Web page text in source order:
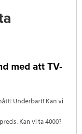
med att TV-
Underbart! Kan vi
Kan vi ta 4000?